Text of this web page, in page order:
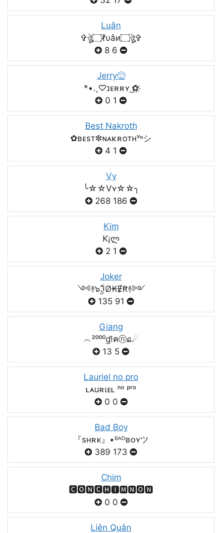
Luân
✞ঔৣ۝ℓυâи۝ঔৣ✞
8 6
Jerry🙂
*•.¸♡נᴇʀʀʏ ͜✿҈
0 1
Best Nakroth
✿ʙᴇsт✼ɴᴀκʀoтнᵛᶰシ
4 1
Vy
╰☆☆Vʏ☆☆╮
268 186
Kim
K¡ლ
2 1
Joker
༺࿈๖ۣۣۜℑØ₭ɆꞦ࿈༻
135 91
Giang
︵²⁰⁰⁰ɠ!คⓝɕ☄
13 5
Lauriel no pro
ʟᴀuʀιᴇʟ ⁿᵒ ᵖʳᵒ
0 0
Bad Boy
『sʜʀᴋ』•ᴮᴬᴰʙᴏʏツ
389 173
Chim
🅲🅾🅽🅲🅷🅸🅼🅽🅾🅽
0 0
Liên Quân